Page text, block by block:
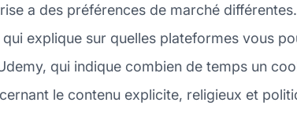
a des préférences de marché
explique sur quelles plateformes vous
qui indique combien de temps un
le contenu explicite, religieux et